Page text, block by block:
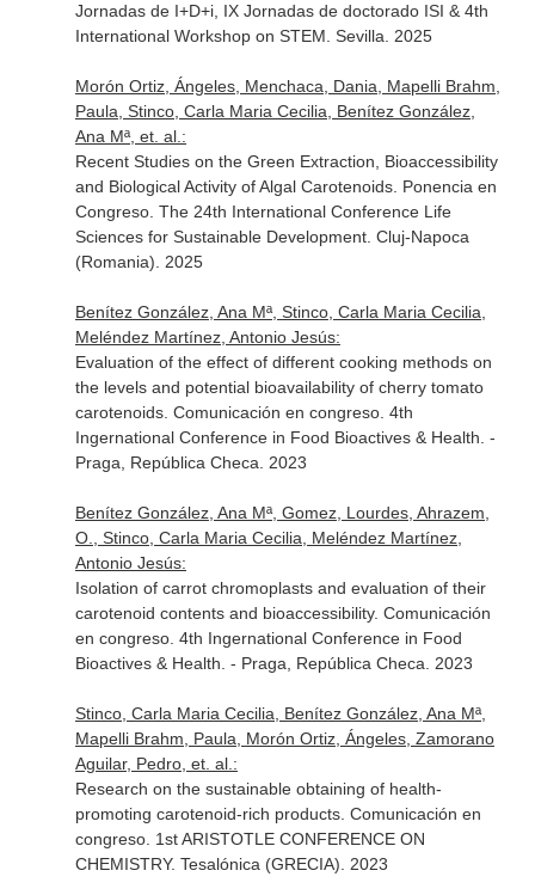
Jornadas de I+D+i, IX Jornadas de doctorado ISI & 4th
International Workshop on STEM. Sevilla. 2025
Morón Ortiz, Ángeles, Menchaca, Dania, Mapelli Brahm,
Paula, Stinco, Carla Maria Cecilia, Benítez González,
Ana Mª, et. al.:
Recent Studies on the Green Extraction, Bioaccessibility
and Biological Activity of Algal Carotenoids. Ponencia en
Congreso. The 24th International Conference Life
Sciences for Sustainable Development. Cluj-Napoca
(Romania). 2025
Benítez González, Ana Mª, Stinco, Carla Maria Cecilia,
Meléndez Martínez, Antonio Jesús:
Evaluation of the effect of different cooking methods on
the levels and potential bioavailability of cherry tomato
carotenoids. Comunicación en congreso. 4th
Ingernational Conference in Food Bioactives & Health. -
Praga, República Checa. 2023
Benítez González, Ana Mª, Gomez, Lourdes, Ahrazem,
O., Stinco, Carla Maria Cecilia, Meléndez Martínez,
Antonio Jesús:
Isolation of carrot chromoplasts and evaluation of their
carotenoid contents and bioaccessibility. Comunicación
en congreso. 4th Ingernational Conference in Food
Bioactives & Health. - Praga, República Checa. 2023
Stinco, Carla Maria Cecilia, Benítez González, Ana Mª,
Mapelli Brahm, Paula, Morón Ortiz, Ángeles, Zamorano
Aguilar, Pedro, et. al.:
Research on the sustainable obtaining of health-
promoting carotenoid-rich products. Comunicación en
congreso. 1st ARISTOTLE CONFERENCE ON
CHEMISTRY. Tesalónica (GRECIA). 2023